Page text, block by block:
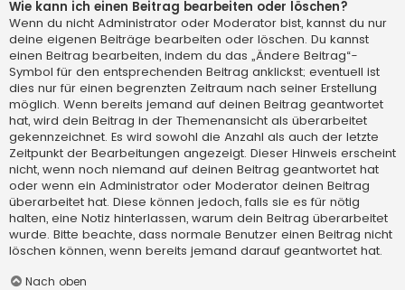
Wie kann ich einen Beitrag bearbeiten oder löschen?
Wenn du nicht Administrator oder Moderator bist, kannst du nur
deine eigenen Beiträge bearbeiten oder löschen. Du kannst
einen Beitrag bearbeiten, indem du das „Ändere Beitrag“-
Symbol für den entsprechenden Beitrag anklickst; eventuell ist
dies nur für einen begrenzten Zeitraum nach seiner Erstellung
möglich. Wenn bereits jemand auf deinen Beitrag geantwortet
hat, wird dein Beitrag in der Themenansicht als überarbeitet
gekennzeichnet. Es wird sowohl die Anzahl als auch der letzte
Zeitpunkt der Bearbeitungen angezeigt. Dieser Hinweis erscheint
nicht, wenn noch niemand auf deinen Beitrag geantwortet hat
oder wenn ein Administrator oder Moderator deinen Beitrag
überarbeitet hat. Diese können jedoch, falls sie es für nötig
halten, eine Notiz hinterlassen, warum dein Beitrag überarbeitet
wurde. Bitte beachte, dass normale Benutzer einen Beitrag nicht
löschen können, wenn bereits jemand darauf geantwortet hat.
Nach oben